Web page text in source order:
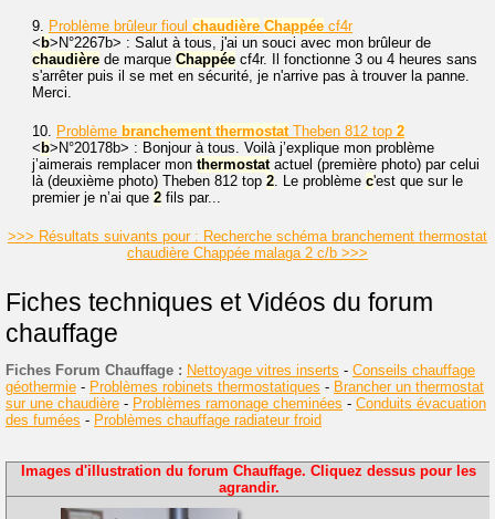
9. Problème brûleur fioul chaudière Chappée cf4r
< b>N°2267b> : Salut à tous, j'ai un souci avec mon brûleur de
chaudière de marque Chappée cf4r. Il fonctionne 3 ou 4 heures sans
s'arrêter puis il se met en sécurité, je n'arrive pas à trouver la panne.
Merci.
10. Problème branchement thermostatTheben 812 top 2
< b>N°20178b> : Bonjour à tous. Voilà j’explique mon problème
j’aimerais remplacer mon thermostatactuel (première photo) par celui
là (deuxième photo) Theben 812 top 2. Le problème c'est que sur le
premier je n’ai que 2 fils par...
>>> Résultats suivants pour : Recherche schéma branchement thermostat
chaudière Chappée malaga 2 c/b >>>
Fiches techniques et Vidéos du forum
chauffage
Fiches Forum Chauffage : Nettoyage vitres inserts - Conseils chauffage
géothermie - Problèmes robinets thermostatiques - Brancher un thermostat
sur une chaudière - Problèmes ramonage cheminées - Conduits évacuation
des fumées - Problèmes chauffage radiateur froid
Images d'illustration du forum Chauffage. Cliquez dessus pour les
agrandir.